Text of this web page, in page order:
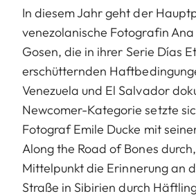
In diesem Jahr geht der
venezolanische Foto­grafin
Gosen, die in ihrer Serie Días
erschütternden
Venezuela und El Salvador
Newcomer-Kategorie setzte
Fotograf Emile Ducke mit
Along the Road of Bones
Mittelpunkt die Erinnerung an
Straße in Sibirien durch